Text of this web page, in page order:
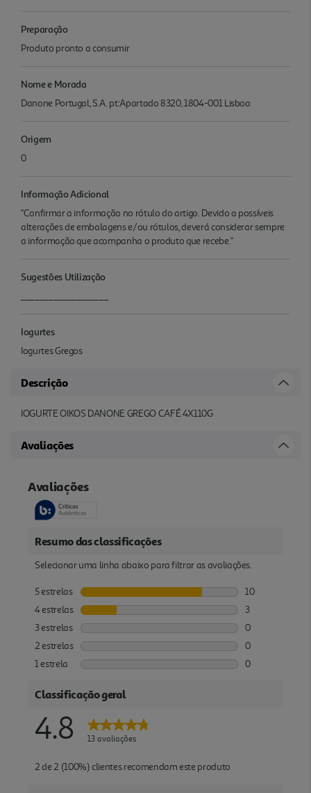
Preparação
Produto pronto a consumir
Nome e Morada
Danone Portugal, S.A. pt:Apartado 8320, 1804-001 Lisboa
Origem
0
Informação Adicional
"Confirmar a informação no rótulo do artigo. Devido a possíveis
alterações de embalagens e/ou rótulos, deverá considerar sempre
a informação que acompanha o produto que recebe."
Sugestões Utilização
Iogurtes
Iogurtes Gregos
Descrição
IOGURTE OIKOS DANONE GREGO CAFÉ 4X110G
Avaliações